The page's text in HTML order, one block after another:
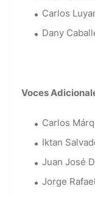
Carlos
Dany
Voces
Carlos
Iktan
Juan José
Jorge Rafael